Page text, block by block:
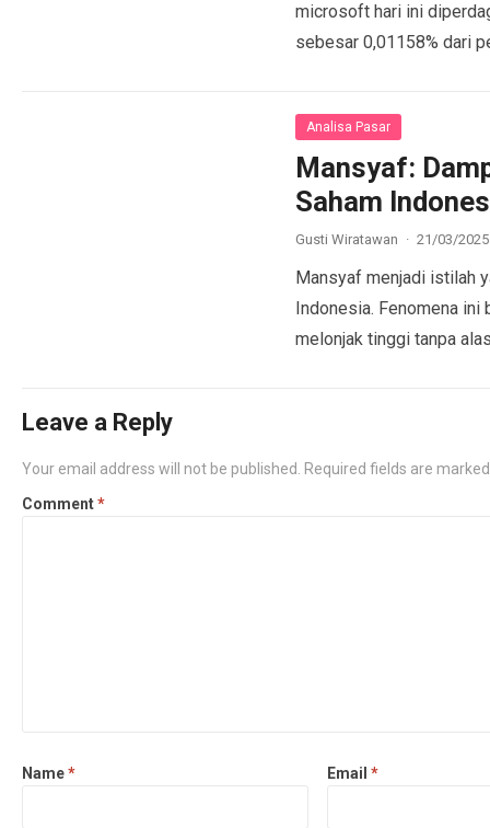
microsoft hari ini
sebesar 0,01158% dari
Analisa Pasar
Mansyaf:
Saham
Gusti Wiratawan · 21/03/2025
Mansyaf menjadi istilah
Indonesia. Fenomena ini
melonjak tinggi tanpa
Leave a Reply
Your email address will not be published.
Required fields are
Comment*
Name* Email *